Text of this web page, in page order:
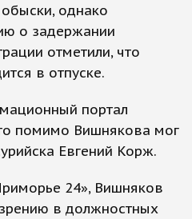
однако
о задержании
отметили, что
в отпуске.
портал
помимо Вишнякова мог
Евгений Корж.
24», Вишняков
в должностных